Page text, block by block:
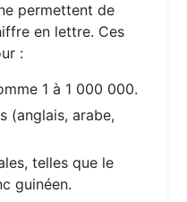
permettent de
en lettre. Ces
:
1 à 1 000 000.
(anglais, arabe,
telles que le
guinéen.